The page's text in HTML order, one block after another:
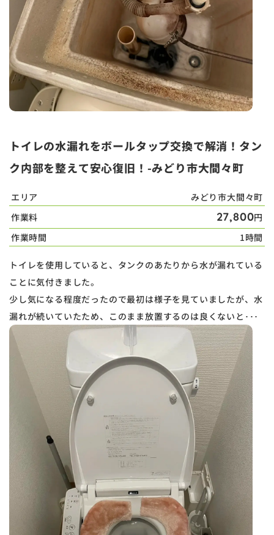
トイレの水漏れをボールタップ交換で解消！タン
ク内部を整えて安心復旧！-みどり市大間々町
エリア
みどり市大間々町
作業料
27,800円
作業時間
1時間
トイレを使用していると、タンクのあたりから水が漏れている
ことに気付きました。
少し気になる程度だったので最初は様子を見ていましたが、水
漏れが続いていたため、このまま放置するのは良くないと･･･